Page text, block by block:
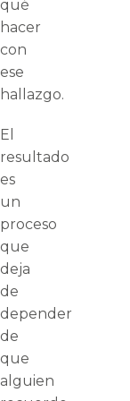
qué
hacer
con
ese
hallazgo.
El
resultado
es
un
proceso
que
deja
de
depender
de
que
alguien